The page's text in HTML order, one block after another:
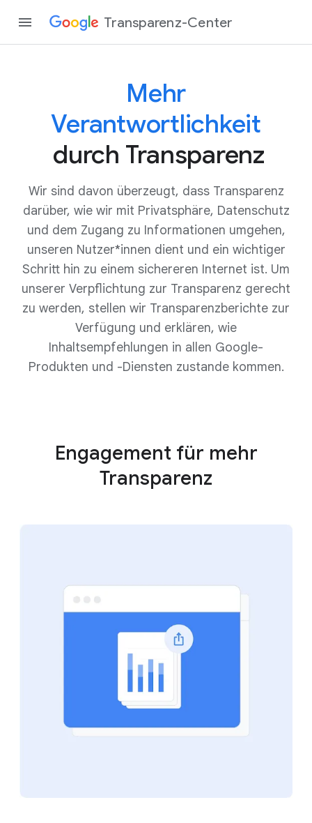
Transparenz-Center
Mehr
Verantwortlichkeit
durch Transparenz
Wir sind davon überzeugt, dass Transparenz
darüber, wie wir mit Privatsphäre, Datenschutz
und dem Zugang zu Informationen umgehen,
unseren Nutzer*innen dient und ein wichtiger
Schritt hin zu einem sichereren Internet ist. Um
unserer Verpflichtung zur Transparenz gerecht
zu werden, stellen wir Transparenzberichte zur
Verfügung und erklären, wie
Inhaltsempfehlungen in allen Google-
Produkten und -Diensten zustande kommen.
Engagement für mehr
Transparenz